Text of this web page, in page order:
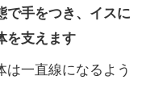
で手をつき、イスに
を支えます
一直線になるよう